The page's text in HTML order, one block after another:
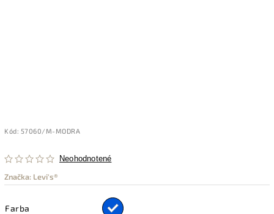
Kód: 57060/M-MODRA
Neohodnotené
Značka: Levi's®
Farba